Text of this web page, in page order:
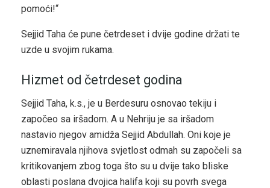
pomoći!“
Sejjid Taha će pune četrdeset i dvije godine držati te
uzde u svojim rukama.
Hizmet od četrdeset godina
Sejjid Taha, k.s., je u Berdesuru osnovao tekiju i
započeo sa iršadom. A u Nehriju je sa iršadom
nastavio njegov amidža Sejjid Abdullah. Oni koje je
uznemiravala njihova svjetlost odmah su započeli sa
kritikovanjem zbog toga što su u dvije tako bliske
oblasti poslana dvojica halifa koji su povrh svega